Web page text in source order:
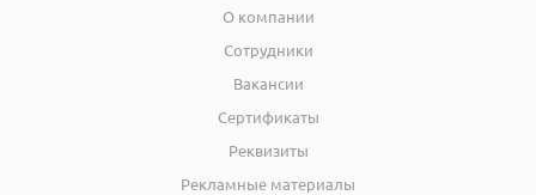
О компании
Сотрудники
Вакансии
Сертификаты
Реквизиты
Рекламные материалы